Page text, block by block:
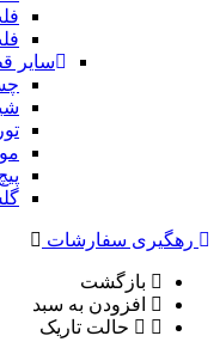
سایر
رهگیری سفارشات
بازگشت
افزودن به سبد
حالت تاریک